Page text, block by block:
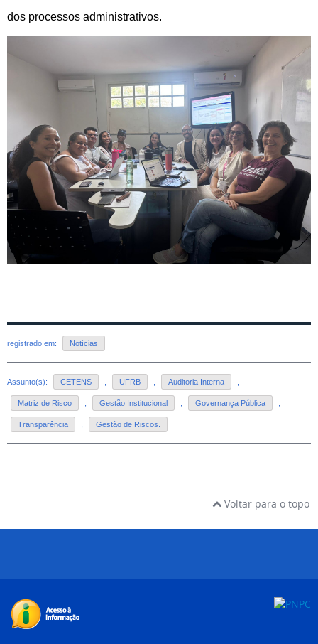
dos processos administrativos.
registrado em: Notícias
Assunto(s): CETENS UFRB Auditoria Interna
Matriz de Risco Gestão Institucional Governança Pública
Transparência Gestão de Riscos.
Voltar para o topo